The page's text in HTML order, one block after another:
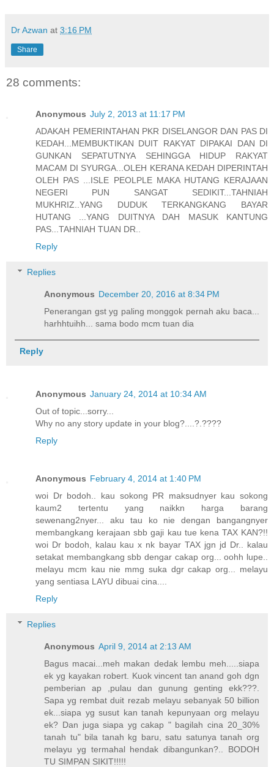
Dr Azwan at 3:16 PM
Share
28 comments:
Anonymous July 2, 2013 at 11:17 PM
ADAKAH PEMERINTAHAN PKR DISELANGOR DAN PAS DI
KEDAH...MEMBUKTIKAN DUIT RAKYAT DIPAKAI DAN DI
GUNKAN SEPATUTNYA SEHINGGA HIDUP RAKYAT
MACAM DI SYURGA...OLEH KERANA KEDAH DIPERINTAH
OLEH PAS ...ISLE PEOLPLE MAKA HUTANG KERAJAAN
NEGERI PUN SANGAT SEDIKIT...TAHNIAH
MUKHRIZ..YANG DUDUK TERKANGKANG BAYAR
HUTANG ...YANG DUITNYA DAH MASUK KANTUNG
PAS...TAHNIAH TUAN DR..
Reply
Replies
Anonymous December 20, 2016 at 8:34 PM
Penerangan gst yg paling monggok pernah aku baca...
harhhtuihh... sama bodo mcm tuan dia
Reply
Anonymous January 24, 2014 at 10:34 AM
Out of topic...sorry...
Why no any story update in your blog?....?.????
Reply
Anonymous February 4, 2014 at 1:40 PM
woi Dr bodoh.. kau sokong PR maksudnyer kau sokong
kaum2 tertentu yang naikkn harga barang
sewenang2nyer... aku tau ko nie dengan bangangnyer
membangkang kerajaan sbb gaji kau tue kena TAX KAN?!!
woi Dr bodoh, kalau kau x nk bayar TAX jgn jd Dr.. kalau
setakat membangkang sbb dengar cakap org... oohh lupe..
melayu mcm kau nie mmg suka dgr cakap org... melayu
yang sentiasa LAYU dibuai cina....
Reply
Replies
Anonymous April 9, 2014 at 2:13 AM
Bagus macai...meh makan dedak lembu meh.....siapa
ek yg kayakan robert. Kuok vincent tan anand goh dgn
pemberian ap ,pulau dan gunung genting ekk???.
Sapa yg rembat duit rezab melayu sebanyak 50 billion
ek...siapa yg susut kan tanah kepunyaan org melayu
ek? Dan juga siapa yg cakap " bagilah cina 20_30%
tanah tu" bila tanah kg baru, satu satunya tanah org
melayu yg termahal hendak dibangunkan?.. BODOH
TU SIMPAN SIKIT!!!!!